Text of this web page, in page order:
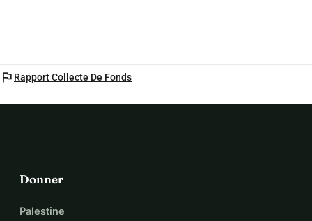
flag Rapport Collecte De Fonds
Donner
Palestine